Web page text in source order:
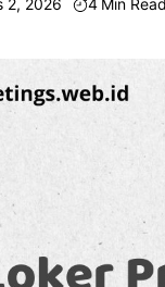
2, 2026 4 Min Read